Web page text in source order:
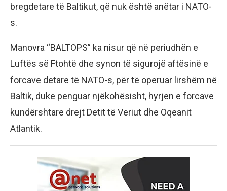
bregdetare të Baltikut, që nuk është anëtar i NATO-
s.
Manovra “BALTOPS” ka nisur që në periudhën e
Luftës së Ftohtë dhe synon të sigurojë aftësinë e
forcave detare të NATO-s, për të operuar lirshëm në
Baltik, duke penguar njëkohësisht, hyrjen e forcave
kundërshtare drejt Detit të Veriut dhe Oqeanit
Atlantik.